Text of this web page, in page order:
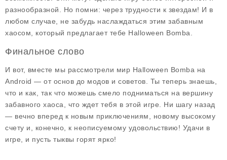
разнообразной. Но помни: через трудности к звездам! И в
любом случае, не забудь наслаждаться этим забавным
хаосом, который предлагает тебе Halloween Bomba
Финальное слово
И вот, вместе мы рассмотрели мир Halloween Bomba на
Android — от основ до модов и советов. Ты теперь знаешь,
что и как, так что можешь смело подниматься на вершину
забавного хаоса, что ждет тебя в этой игре. Ни шагу назад
— вечно вперед к новым приключениям, новому высокому
счету и, конечно, к неописуемому удовольствию! Удачи в
игре, и пусть тыквы горят ярко!